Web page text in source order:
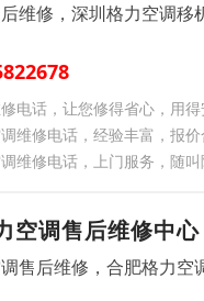
维修，深圳格力空调移
电话，让您修得省心，用
维修电话，经验丰富，报价
维修电话，上门服务，随叫
空调售后维修中心
售后维修，合肥格力空